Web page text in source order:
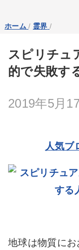
ホーム / 霊界 /
スピリチュ
的で失敗す
2019年5月
人気ブ
地球は物質に